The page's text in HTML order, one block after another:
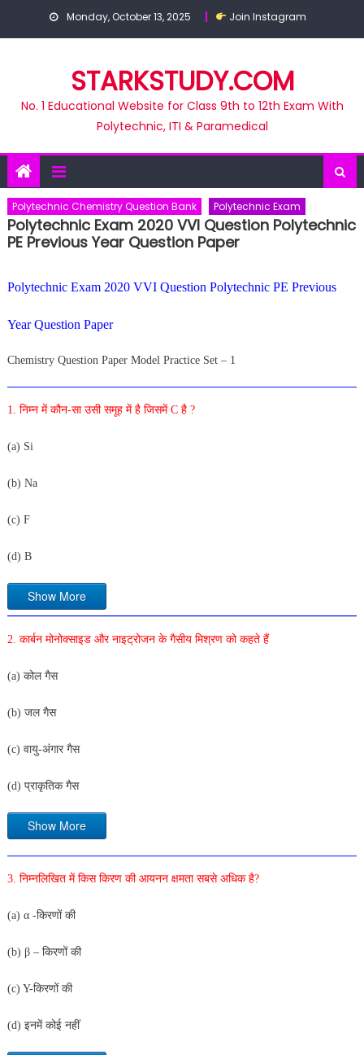
Monday, October 13, 2025 Join Instagram
STARKSTUDY.COM
No. 1 Educational Website for Class 9th to 12th Exam With
Polytechnic, ITI & Paramedical
Polytechnic Chemistry Question Bank Polytechnic Exam
Polytechnic Exam 2020 VVI Question Polytechnic
PE Previous Year Question Paper
Polytechnic Exam 2020 VVI Question Polytechnic PE Previous
Year Question Paper
Chemistry Question Paper Model Practice Set – 1
1. निम्न में कौन-सा उसी समूह में है जिसमें C है ?
(a) Si
(b) Na
(c) F
(d) B
Show More
2. कार्बन मोनोक्साइड और नाइट्रोजन के गैसीय मिश्रण को कहते हैं
(a) कोल गैस
(b) जल गैस
(c) वायु-अंगार गैस
(d) प्राकृतिक गैस
Show More
3. निम्नलिखित में किस किरण की आयनन क्षमता सबसे अधिक है?
(a) α -किरणों की
(b) β – किरणों की
(c) Y-किरणों की
(d) इनमें कोई नहीं